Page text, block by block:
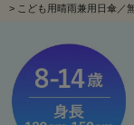
> こども用晴雨兼用日傘／